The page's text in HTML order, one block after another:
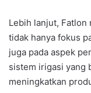
Lebih lanjut, Fatlon
tidak hanya fokus
juga pada aspek
sistem irigasi yang
meningkatkan